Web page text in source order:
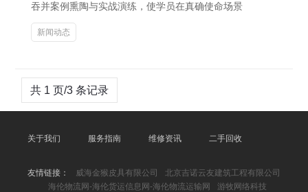
吞并案例熏陶与实战演练，使学员在真确使命场景
新闻动态
共 1 页/3 条记录
关于我们 服务指南 维修资讯 二手回收
友情链接： 威海金猴皮具有限公司
北京吉诺云友建筑工程有限公司
海伦物流网-海伦货运信息网-海伦物流运输网
游牧网络科技